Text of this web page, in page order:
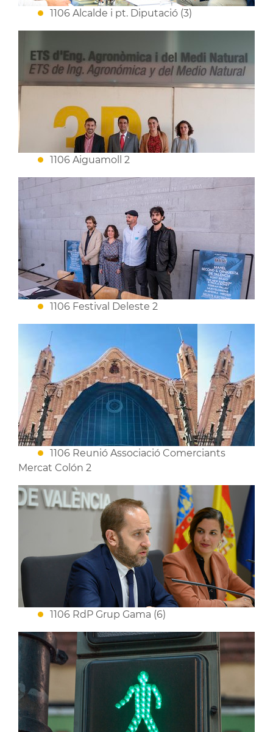
1106 Alcalde i pt. Diputació (3)
1106 Aiguamoll 2
1106 Festival Deleste 2
1106 Reunió Associació Comerciants
Mercat Colón 2
1106 RdP Grup Gama (6)